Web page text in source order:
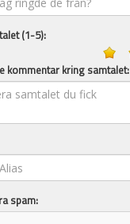
(1-5):
kommentar kring samtalet:
spam: